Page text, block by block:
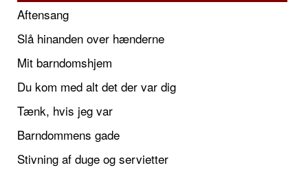
Aftensang
Slå hinanden over hænderne
Mit barndomshjem
Du kom med alt det der var dig
Tænk, hvis jeg var
Barndommens gade
Stivning af duge og servietter